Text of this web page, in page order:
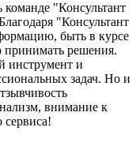
"Консультант
"Консультант
быть в курсе
принимать решения.
инструмент и
задач. Но и
внимание к
сервиса!